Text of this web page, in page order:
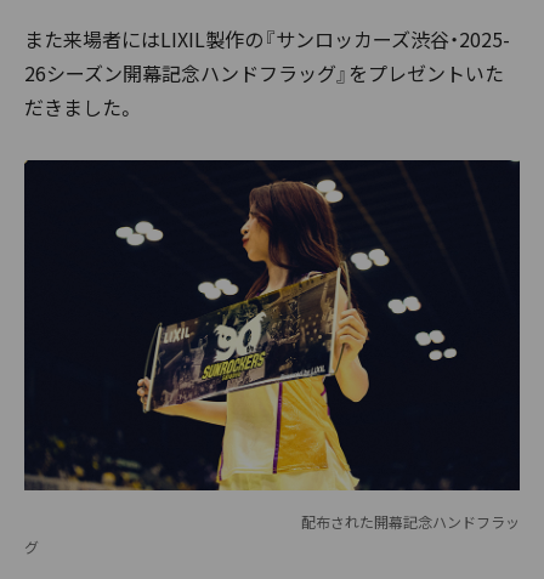
また来場者にはLIXIL製作の『サンロッカーズ渋谷・2025-
26シーズン開幕記念ハンドフラッグ』をプレゼントいた
だきました。
配布された開幕記念ハンドフラッ
グ